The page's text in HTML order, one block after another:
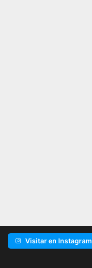
Visitar en Instagram